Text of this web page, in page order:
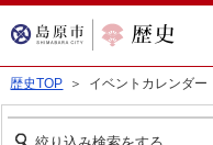
歴史TOP ＞ イベントカレンダー